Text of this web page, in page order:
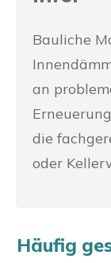
Bauliche
an
die
oder
Häufig